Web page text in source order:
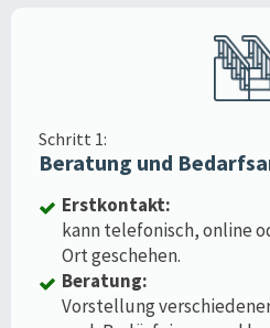
Schritt 1:
Beratung und
Erstkontakt:
kann telefonisch, online
Ort geschehen.
Beratung:
Vorstellung